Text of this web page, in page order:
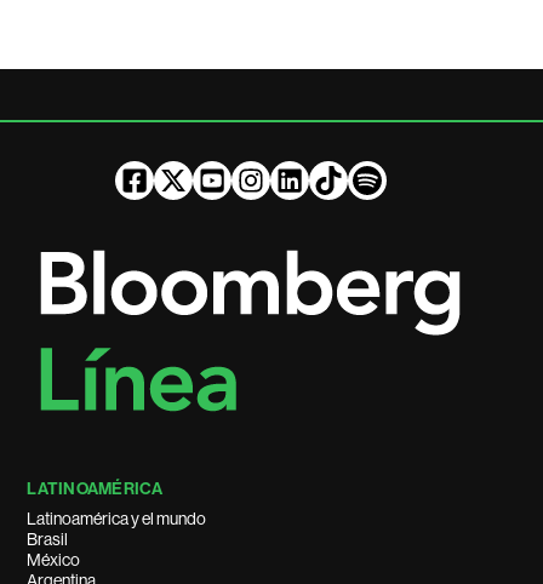
LATINOAMÉRICA
Latinoamérica y el mundo
Brasil
México